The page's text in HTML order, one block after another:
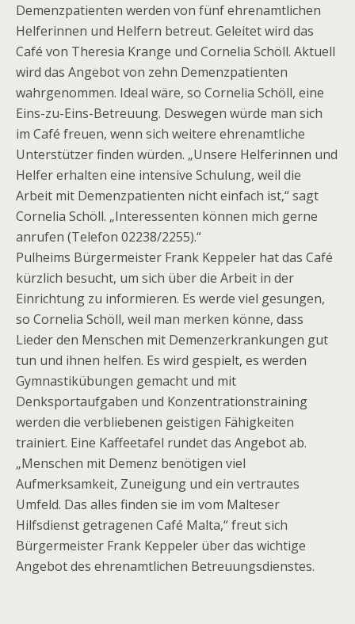
Demenzpatienten werden von fünf ehrenamtlichen
Helferinnen und Helfern betreut. Geleitet wird das
Café von Theresia Krange und Cornelia Schöll. Aktuell
wird das Angebot von zehn Demenzpatienten
wahrgenommen. Ideal wäre, so Cornelia Schöll, eine
Eins-zu-Eins-Betreuung. Deswegen würde man sich
im Café freuen, wenn sich weitere ehrenamtliche
Unterstützer finden würden. „Unsere Helferinnen und
Helfer erhalten eine intensive Schulung, weil die
Arbeit mit Demenzpatienten nicht einfach ist,“ sagt
Cornelia Schöll. „Interessenten können mich gerne
anrufen (Telefon 02238/2255).“
Pulheims Bürgermeister Frank Keppeler hat das Café
kürzlich besucht, um sich über die Arbeit in der
Einrichtung zu informieren. Es werde viel gesungen,
so Cornelia Schöll, weil man merken könne, dass
Lieder den Menschen mit Demenzerkrankungen gut
tun und ihnen helfen. Es wird gespielt, es werden
Gymnastikübungen gemacht und mit
Denksportaufgaben und Konzentrationstraining
werden die verbliebenen geistigen Fähigkeiten
trainiert. Eine Kaffeetafel rundet das Angebot ab.
„Menschen mit Demenz benötigen viel
Aufmerksamkeit, Zuneigung und ein vertrautes
Umfeld. Das alles finden sie im vom Malteser
Hilfsdienst getragenen Café Malta,“ freut sich
Bürgermeister Frank Keppeler über das wichtige
Angebot des ehrenamtlichen Betreuungsdienstes.